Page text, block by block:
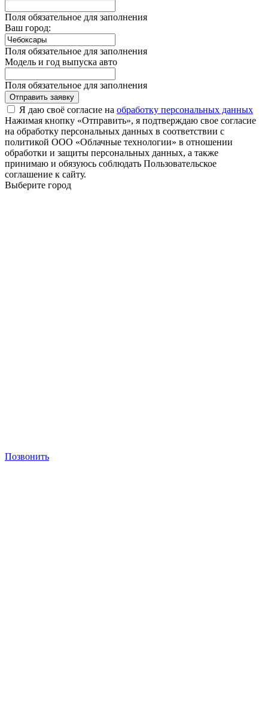
Поля обязательное для заполнения
Ваш город:
Поля обязательное для заполнения
Модель и год выпуска авто
Поля обязательное для заполнения
Отправить заявку
Я даю своё согласие на обработку персональных данных
Нажимая кнопку «Отправить», я подтверждаю свое согласие
на обработку персональных данных в соответствии с
политикой ООО «Облачные технологии» в отношении
обработки и защиты персональных данных, а также
принимаю и обязуюсь соблюдать Пользовательское
соглашение к сайту.
Выберите город
Позвонить